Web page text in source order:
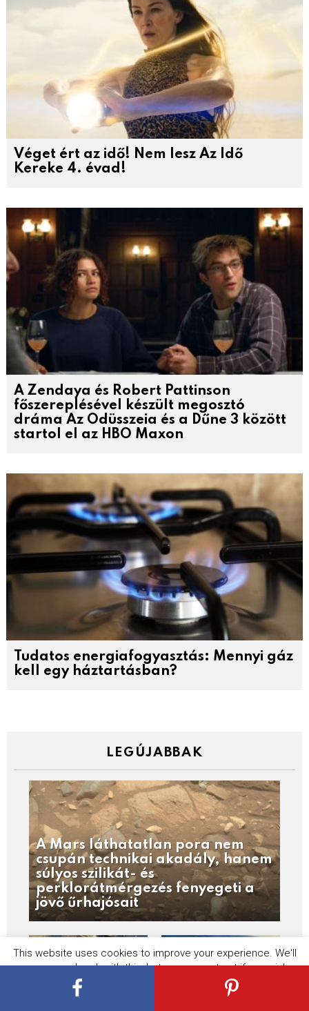
Véget ért az idő! Nem lesz Az Idő
Kereke 4. évad!
A Zendaya és Robert Pattinson
főszereplésével készült megosztó
dráma Az Odüsszeia és a Dűne 3 között
startol el az HBO Maxon
Tudatos energiafogyasztás: Mennyi gáz
kell egy háztartásban?
LEGÚJABBAK
A Mars láthatatlan pora nem
csupán technikai akadály, hanem
súlyos szilikát- és
perklorátmérgezés fenyegeti a
jövő űrhajósait
This website uses cookies to improve your experience. We'll
assume you're ok with this, but you can opt-out if you wish.